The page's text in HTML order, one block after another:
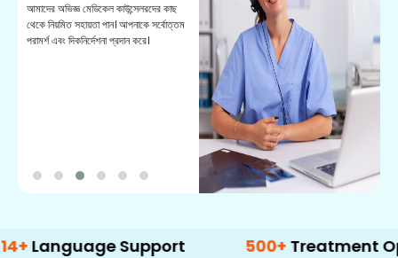
আমাদের অভিজ্ঞ মেডিকেল কাউন্সেলরদের কাছ
থেকে নিয়মিত সহায়তা পান। আপনাকে সর্বোত্তম
পরামর্শ এবং দিকনির্দেশনা প্রদান করে।
Support 500+ Treatment Options